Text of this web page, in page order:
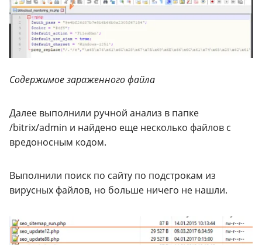
Содержимое зараженного файла
Далее выполнили ручной анализ в папке
/bitrix/admin и найдено еще несколько файлов с
вредоносным кодом.
Выполнили поиск по сайту по подстрокам из
вирусных файлов, но больше ничего не нашли.